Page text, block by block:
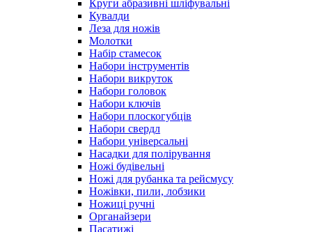
Круги абразивні шліфувальні
Кувалди
Леза для ножів
Молотки
Набір стамесок
Набори інструментів
Набори викруток
Набори головок
Набори ключів
Набори плоскогубців
Набори свердл
Набори універсальні
Насадки для полірування
Ножі будівельні
Ножі для рубанка та рейсмусу
Ножівки, пили, лобзики
Ножиці ручні
Органайзери
Пасатижі